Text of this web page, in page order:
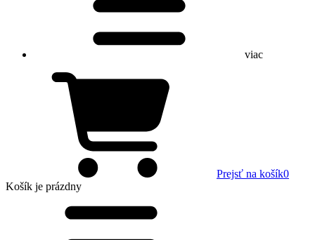
viac
Prejsť na košík0
Košík je prázdny